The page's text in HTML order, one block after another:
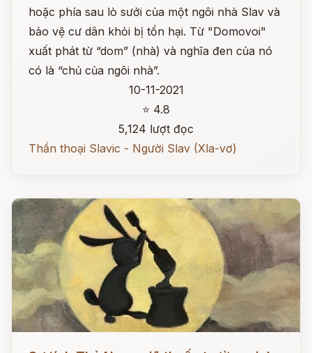
hoặc phía sau lò sưởi của một ngôi nhà Slav và
bảo vệ cư dân khỏi bị tổn hại. Từ "Domovoi"
xuất phát từ “dom” (nhà) và nghĩa đen của nó
có là “chủ của ngôi nhà”.
10-11-2021
⭐ 4.8
5,124 lượt đọc
Thần thoại Slavic - Người Slav (Xla-vơ)